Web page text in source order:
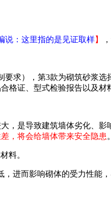
说：这里指的是见证取样】
要求），第3款为砌筑砂浆
格证、型式检验报告以及材
，是导致建筑墙体劣化、
，将会给墙体带来安全隐患 。
料。
进而影响砌体的受力性能，